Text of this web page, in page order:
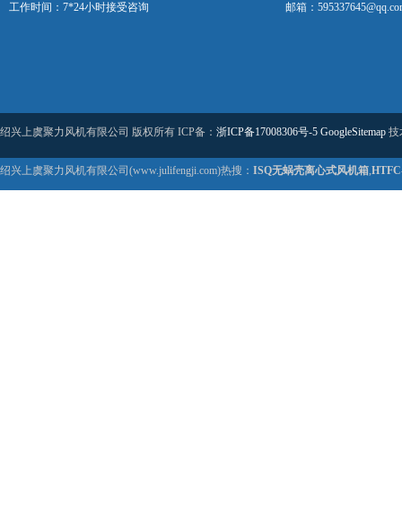
工作时间：7*24小时接受咨询 邮箱：
绍兴上虞聚力风机有限公司 版权所有 ICP备： 浙ICP备17008306号-5 GoogleSitemap 技
绍兴上虞聚力风机有限公司(www.julifengji.com)热搜： ISQ无蜗壳离心式风机箱,